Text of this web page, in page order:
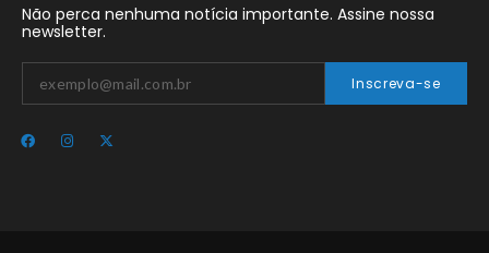
Não perca nenhuma notícia importante. Assine nossa
newsletter.
Inscreva-se